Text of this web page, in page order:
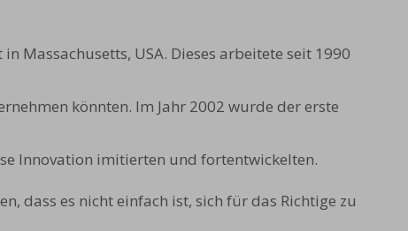
Massachusetts, USA. Dieses arbeitete seit 1990
könnten. Im Jahr 2002 wurde der erste
Innovation imitierten und fortentwickelten.
dass es nicht einfach ist, sich für das Richtige zu